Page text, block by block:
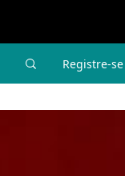
Registre-se